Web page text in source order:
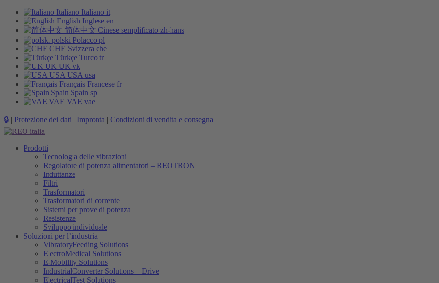
Italiano Italiano it
English Inglese en
简体中文 Cinese semplificato zh-hans
polski Polacco pl
CHE Svizzera che
Türkçe Turco tr
UK UK vk
USA USA usa
Français Francese fr
Spain Spain sp
VAE VAE vae
🔒 | Protezione dei dati | Impronta | Condizioni di vendita e consegna
Prodotti
Tecnologia delle vibrazioni
Regolatore di potenza alimentatori – REOTRON
Induttanze
Filtri
Trasformatori
Trasformatori di corrente
Sistemi per prove di potenza
Resistenze
Sviluppo individuale
Soluzioni per l’industria
VibratoryFeeding Solutions
ElectroMedical Solutions
E-Mobility Solutions
IndustrialConverter Solutions – Drive
ElectricalTest Solutions